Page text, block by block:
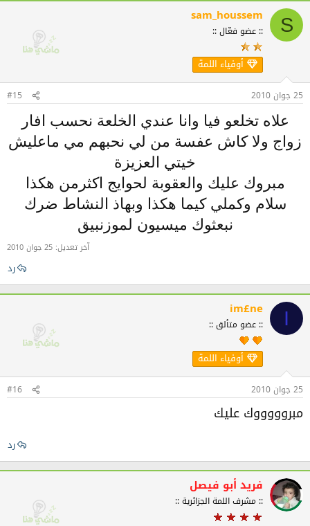
S
sam_houssem
:: عضو فعّال ::
أوفياء اللمة
25 جوان 2010 #15
علاه تخلعو فيا وانا عندي الخلعة نحسب افار
زواج ولا كاش عفسة من لي نحبهم مي ماعليش
خيتي العزيزة
مبروك عليك والعقوبة لحوايج اكثرمن هكذا
سلام وكملي كيما هكذا وبهاذ النشاط ضرك
نبعثوك ميسيون لموزنبيق
آخر تعديل: 25 جوان 2010
رد
I
im£ne
:: عضو متألق ::
أوفياء اللمة
25 جوان 2010 #16
مبروووووك عليك
رد
فريد أبو فيصل
:: مشرف اللمة الجزائرية ::